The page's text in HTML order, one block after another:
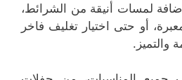
لمسات أنيقة من الشرائط،
أو حتى اختيار تغليف فاخر
والتميز.